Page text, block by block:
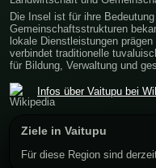
Die Insel ist für ihre
Gemeinschaftsstrukturen
lokale Dienstleistungen
verbindet traditionelle
für Bildung, Verwaltung und
Infos über Vaitupu bei
Ziele in Vaitupu
Für diese Region sind